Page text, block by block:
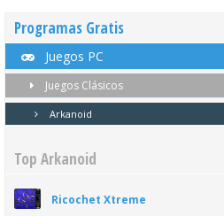
Programas Gratis
Juegos PC
Juegos Clásicos
Arkanoid
Top Arkanoid
Ricochet Xtreme